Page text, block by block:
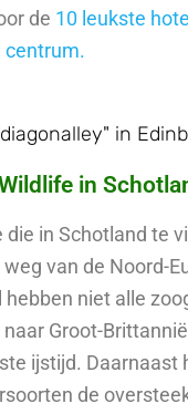
de 10 leukste
centrum.
in
die in Schotland te
van de Noord-
niet alle
Groot-
ijstijd. Daarnaast
de